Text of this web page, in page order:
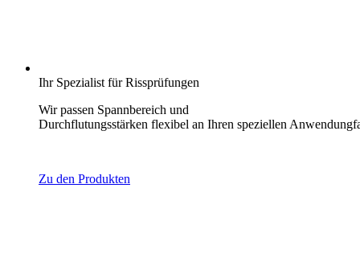
Ihr Spezialist für Rissprüfungen
Wir passen Spannbereich und
Durchflutungsstärken flexibel an Ihren speziellen
Zu den Produkten